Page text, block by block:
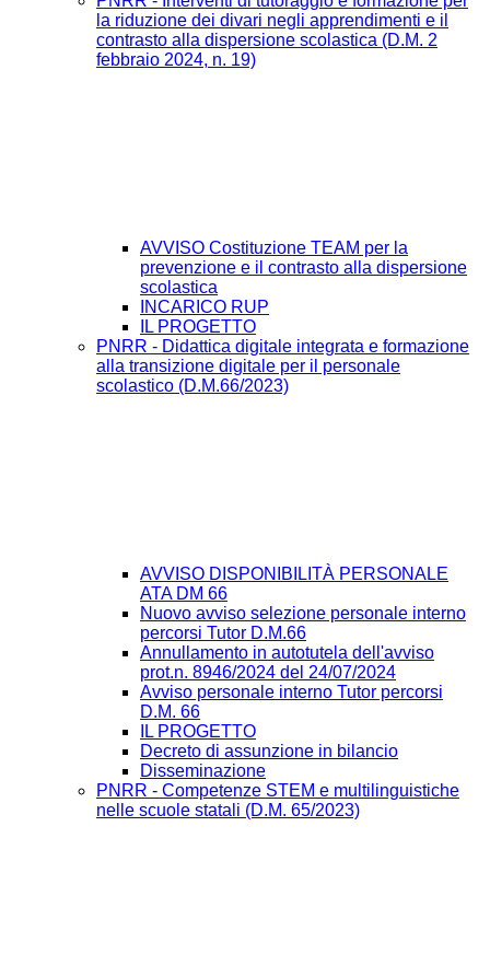
la riduzione dei divari negli apprendimenti e il
contrasto alla dispersione scolastica (D.M. 2
febbraio 2024, n. 19)
AVVISO Costituzione TEAM per la
prevenzione e il contrasto alla dispersione
scolastica
INCARICO RUP
IL PROGETTO
PNRR - Didattica digitale integrata e formazione
alla transizione digitale per il personale
scolastico (D.M.66/2023)
AVVISO DISPONIBILITÀ PERSONALE
ATA DM 66
Nuovo avviso selezione personale interno
percorsi Tutor D.M.66
Annullamento in autotutela dell'avviso
prot.n. 8946/2024 del 24/07/2024
Avviso personale interno Tutor percorsi
D.M. 66
IL PROGETTO
Decreto di assunzione in bilancio
Disseminazione
PNRR - Competenze STEM e multilinguistiche
nelle scuole statali (D.M. 65/2023)